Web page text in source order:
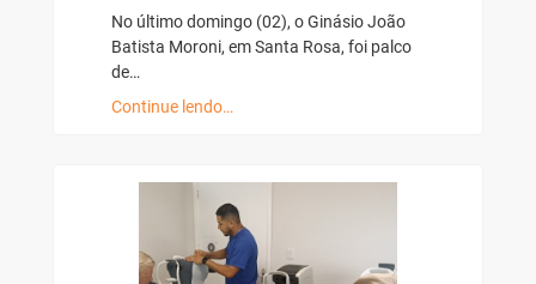
No último domingo (02), o Ginásio João
Batista Moroni, em Santa Rosa, foi palco
de…
Continue lendo…